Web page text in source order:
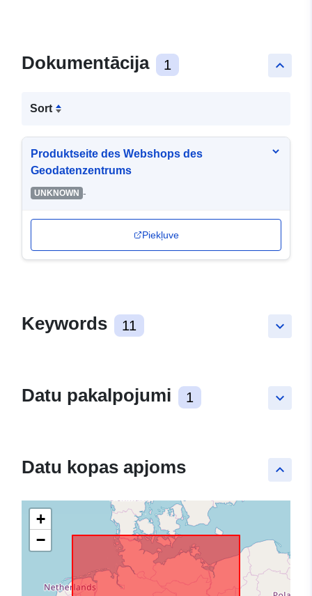
keyboard_arrow_up
Dokumentācija 1
Sort
Produktseite des Webshops des
Geodatenzentrums
UNKNOWN -
Piekļuve
keyboard_arrow_down
Keywords 11
keyboard_arrow_down
Datu pakalpojumi 1
keyboard_arrow_up
Datu kopas apjoms
+
−